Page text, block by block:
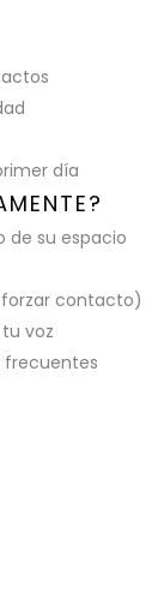
día
su espacio
forzar contacto)
voz
frecuentes